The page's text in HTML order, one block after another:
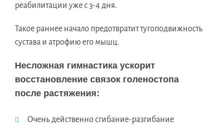
реабилитации уже с 3-4 дня.
Такое раннее начало предотвратит тугоподвижность
сустава и атрофию его мышц.
Несложная гимнастика ускорит
восстановление связок голеностопа
после растяжения:
Очень действенно сгибание-разгибание